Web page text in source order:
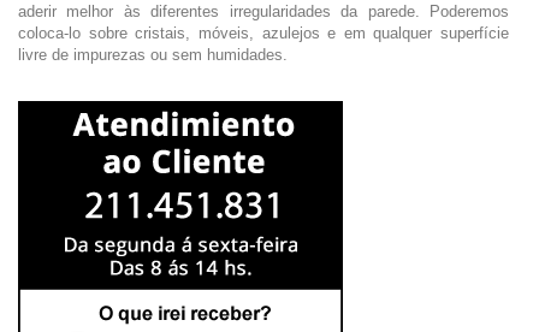
aderir melhor às diferentes irregularidades da parede. Poderemos
coloca-lo sobre cristais, móveis, azulejos e em qualquer superfície
livre de impurezas ou sem humidades.